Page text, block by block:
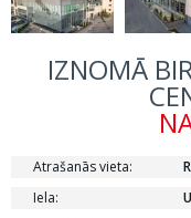
IZNOMĀ
Atrašanās vieta:
Iela: